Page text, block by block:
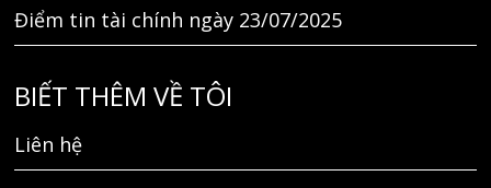
Điểm tin tài chính ngày 23/07/2025
BIẾT THÊM VỀ TÔI
Liên hệ